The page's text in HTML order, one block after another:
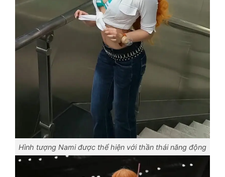
Hình tượng Nami được thể hiện với thần thái năng động